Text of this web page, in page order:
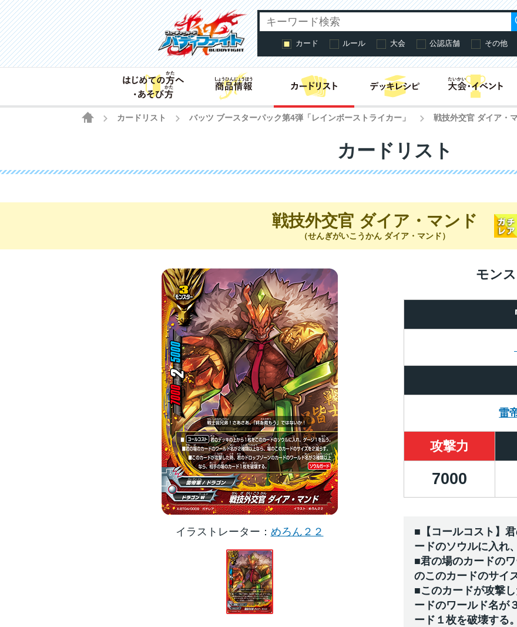
カード ルール 大会 公認店舗 その他
はじめての方
HOME
カードリスト バッツ ブースターパック第4弾「レインボーストライカー」 戦技外交官 ダイア・
カードリスト
戦技外交官 ダイア・マンド
（せんぎがいこうかん ダイア・マンド）
イラストレーター めろん２２
モン
雷
攻撃力
7000
■【コールコスト】
ードのソウルに入れ
■君の場のカードの
のこのカードのサイ
■このカードが攻撃
ードのワールド名が
ード１枚を破壊する。